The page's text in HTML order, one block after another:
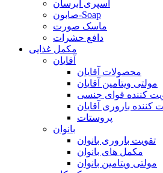
اسپری آبرسان
صابون-Soap
ماسک صورت
دافع حشرات
مکمل غذایی
آقایان
محصولات آقایان
مولتی ویتامین آقایان
کننده قوای جنسی
کننده باروری آقایان
پروستات
بانوان
تقویت باروری بانوان
مکمل های بانوان
مولتی ویتامین بانوان